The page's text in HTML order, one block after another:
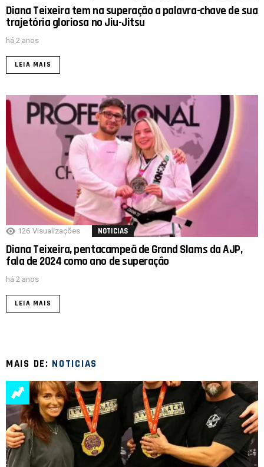
Diana Teixeira tem na superação a palavra-chave de sua
trajetória gloriosa no Jiu-Jitsu
há 2 anos
LEIA MAIS
126 Visualizações NOTICIAS
Diana Teixeira, pentacampeã de Grand Slams da AJP,
fala de 2024 como ano de superação
há 2 anos
LEIA MAIS
MAIS DE: NOTICIAS